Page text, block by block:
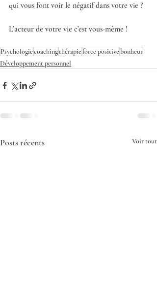
qui vous font voir le négatif dans votre vie ?
L’acteur de votre vie c’est vous-même !
Psychologiecoachingthérapieforce positivebonheur
Développement personnel
Posts récents Voir tout